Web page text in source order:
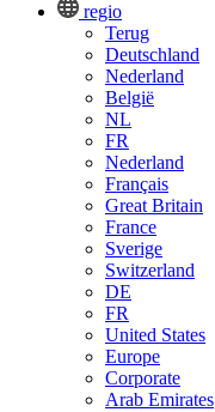
regio
Terug
Deutschland
Nederland
België
NL
FR
Nederland
Français
Great Britain
France
Sverige
Switzerland
DE
FR
United States
Europe
Corporate
Arab Emirates